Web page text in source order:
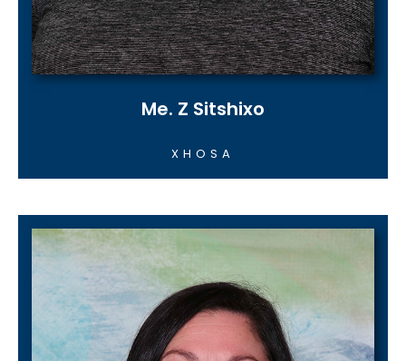
Me. Z Sitshixo
XHOSA